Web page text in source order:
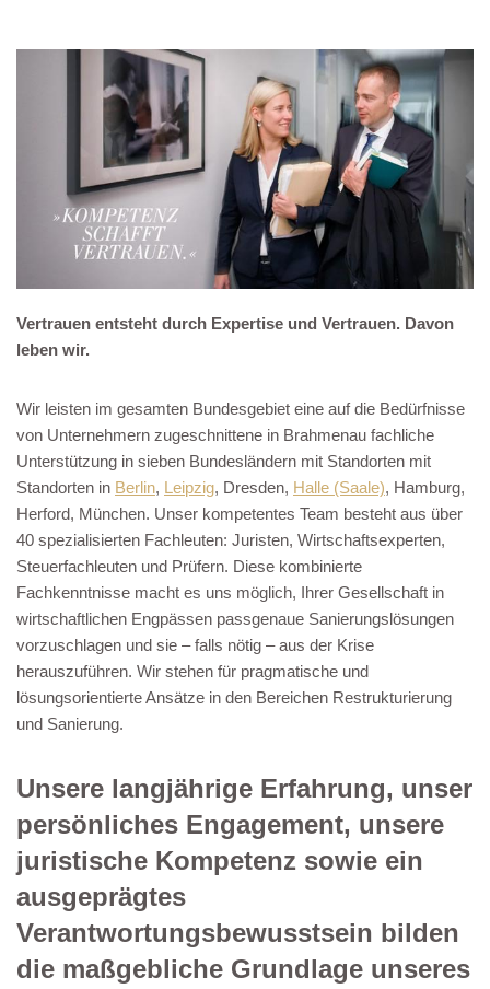
Vertrauen entsteht durch Expertise und Vertrauen. Davon
leben wir.
Wir leisten im gesamten Bundesgebiet eine auf die Bedürfnisse
von Unternehmern zugeschnittene in Brahmenau fachliche
Unterstützung in sieben Bundesländern mit Standorten mit
Standorten in Berlin, Leipzig, Dresden, Halle (Saale), Hamburg,
Herford, München. Unser kompetentes Team besteht aus über
40 spezialisierten Fachleuten: Juristen, Wirtschaftsexperten,
Steuerfachleuten und Prüfern. Diese kombinierte
Fachkenntnisse macht es uns möglich, Ihrer Gesellschaft in
wirtschaftlichen Engpässen passgenaue Sanierungslösungen
vorzuschlagen und sie – falls nötig – aus der Krise
herauszuführen. Wir stehen für pragmatische und
lösungsorientierte Ansätze in den Bereichen Restrukturierung
und Sanierung.
Unsere langjährige Erfahrung, unser
persönliches Engagement, unsere
juristische Kompetenz sowie ein
ausgeprägtes
Verantwortungsbewusstsein bilden
die maßgebliche Grundlage unseres